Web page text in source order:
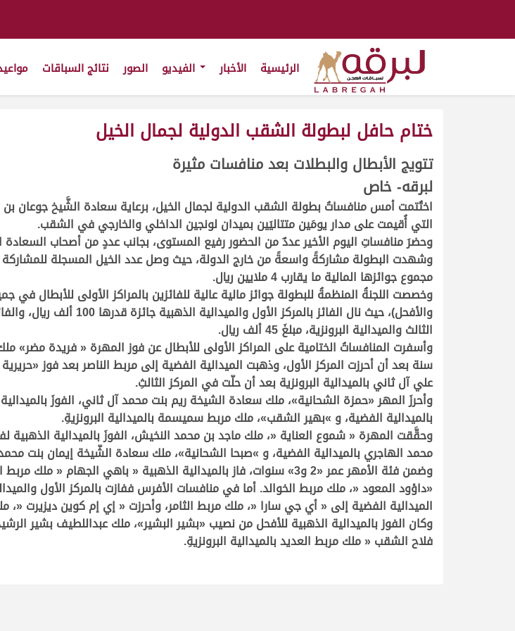
الرئيسية الأخبار الصور نتائج السباقات
ختام حافل لبطولة الشقب الدولية لجمال الخيل
تتويج الأبطال والبطلات بعد منافسات مثيرة
لبرقه- خاص
اختُتمت أمس منافساتُ بطولة الشقب الدولية لجمال الخيل، برعاية سعادة الشَّيخ جوعان
التي أُقيمت على مدار يومَين متتاليَين بميدان لونجين الداخلي والخارجي في الشقب.
وحضرَ منافساتِ اليوم الأخير عددٌ من الحضور رفيع المستوى، بجانب عددٍ من أصحاب
مجموع جوائزها المالية ما يقارب 4 ملايين ريال.
الثالث والميدالية البرونزية، مبلغَ 45 ألف ريال.
وأسفرت المنافساتُ الختامية على المراكز الأولى للأبطال عن فوز المهرة « فريدة مضر»
سنة بعد أن أحرزت المركز الأول، وذهبت الميدالية الفضية إلى مربط الناصر بعد فوز
علي آل ثاني بالميدالية البرونزية بعد أن حلّت في المركز الثالثِ.
وأحرزَ المهر «حمزة الشحانية»، ملك سعادة الشيخة ريم بنت محمد آل ثاني، الفوزَ
بالميدالية الفضية، و »بهير الشقب»، ملك مربط سميسمة بالميدالية البرونزيةِ.
محمد الهاجري بالميدالية الفضية، و »صبحا الشحانية»، ملك سعادة الشّيخة إيمان بنت محمد
وضمن فئة الأمهر عمر «2 و3» سنوات، فاز بالميدالية الذهبية « باهي
«داؤود المعود «، ملك مربط الخوالد. أما في منافسات الأفرس ففازت بالمركز الأول
الميدالية الفضية إلى « أي جي سارا «، ملك مربط الثامر، وأحرزت « إي إم كوين ديزيرت «،
وكان الفوز بالميدالية الذهبية للأفحل من نصيب «بشير البشير»، ملك عبداللطيف بشير
فلاح الشقب « ملك مربط العديد بالميدالية البرونزيةِ.